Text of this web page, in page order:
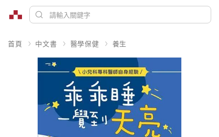
首頁 中文書 醫學保健 養生